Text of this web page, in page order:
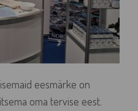
eesmärke on
oma tervise eest.